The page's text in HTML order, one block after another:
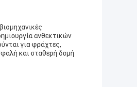
ανθεκτικών
για φράχτες,
και σταθερή δομή